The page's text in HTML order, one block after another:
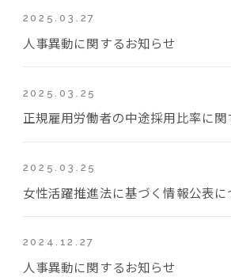
2025.03.27
人事異動に関するお知らせ
2025.03.25
正規雇用労働者の中途採用比率に関
2025.03.25
女性活躍推進法に基づく情報公表に
2024.12.27
人事異動に関するお知らせ